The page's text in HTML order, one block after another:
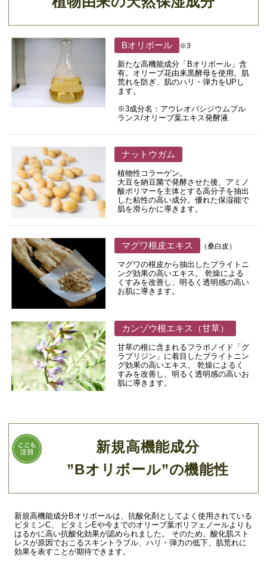
Bオリボール ※3
新たな高機能成分「Bオリボール」含
有。オリーブ花由来黒酵母を使用。肌
荒れを防ぎ、肌のハリ・弾力をUPし
ます。
※3成分名：アウレオバシジウムプル
ランス/オリーブ葉エキス発酵液
ナットウガム
植物性コラーゲン。
大豆を納豆菌で発酵させた後、アミノ
酸ポリマーを主体とする高分子を抽出
した粘性の高い成分。優れた保湿能で
肌を滑らかに導きます。
マグワ根皮エキス （桑白皮）
マグワの根皮から抽出したブライトニ
ング効果の高いエキス。 乾燥による
くすみを改善し、明るく透明感の高い
お肌に導きます。
カンゾウ根エキス（甘草）
甘草の根に含まれるフラボノイド「グ
ラブリジン」に着目したブライトニン
グ効果の高いエキス。 乾燥によるく
すみを改善し、明るく透明感の高いお
肌に導きます。
新規高機能成分
”Bオリボール”の機能性
新規高機能成分Bオリボールは、抗酸化剤としてよく使用されている
ビタミンC、 ビタミンEや今までのオリーブ葉ポリフェノールよりも
はるかに高い抗酸化効果が認められました。 そのため、酸化肌スト
レスが原因でおこるスキントラブル、ハリ・弾力の低下、肌荒れに
効果を表すことが期待できます。